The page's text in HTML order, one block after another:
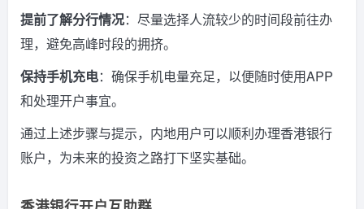
提前了解分行情况：尽量选择人流较少的时间段前往办
理，避免高峰时段的拥挤。
保持手机充电：确保手机电量充足，以便随时使用APP
和处理开户事宜。
通过上述步骤与提示，内地用户可以顺利办理香港银行
账户，为未来的投资之路打下坚实基础。